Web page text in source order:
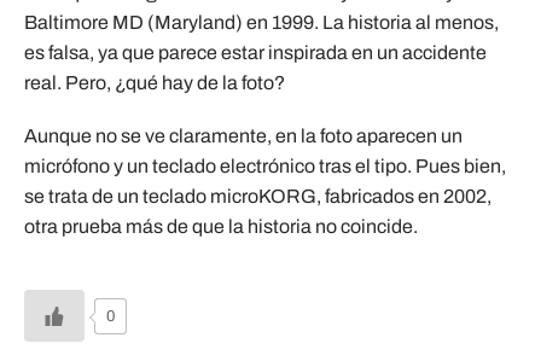
Baltimore MD (Maryland) en 1999. La historia al menos,
es falsa, ya que parece estar inspirada en un accidente
real. Pero, ¿qué hay de la foto?
Aunque no se ve claramente, en la foto aparecen un
micrófono y un teclado electrónico tras el tipo. Pues bien,
se trata de un teclado microKORG, fabricados en 2002,
otra prueba más de que la historia no coincide.
0